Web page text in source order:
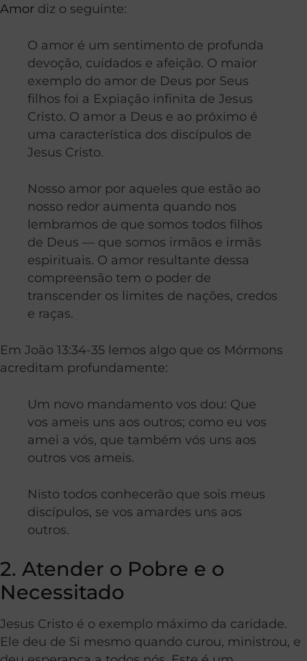
Amor diz o seguinte:
O amor é um sentimento de profunda
devoção, cuidados e afeição. O maior
exemplo do amor de Deus por Seus
filhos foi a Expiação infinita de Jesus
Cristo. O amor a Deus e ao próximo é
uma característica dos discípulos de
Jesus Cristo.
Nosso amor por aqueles que estão ao
nosso redor aumenta quando nos
lembramos de que somos todos filhos
de Deus — que somos irmãos e irmãs
espirituais. O amor resultante dessa
compreensão tem o poder de
transcender os limites de nações, credos
e raças.
Em João 13:34-35 lemos algo que os Mórmons
acreditam profundamente:
Um novo mandamento vos dou: Que
vos ameis uns aos outros; como eu vos
amei a vós, que também vós uns aos
outros vos ameis.
Nisto todos conhecerão que sois meus
discípulos, se vos amardes uns aos
outros.
2. Atender o Pobre e o
Necessitado
Jesus Cristo é o exemplo máximo da caridade.
Ele deu de Si mesmo quando curou, ministrou, e